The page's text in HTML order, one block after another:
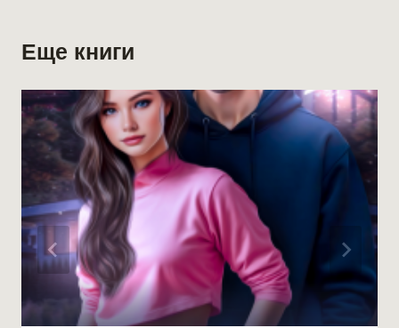
Еще книги